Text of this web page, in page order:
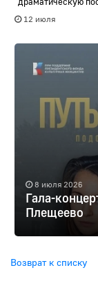
12 июля
8 июля 2026
Гала-
Плещеево
Возврат к списку